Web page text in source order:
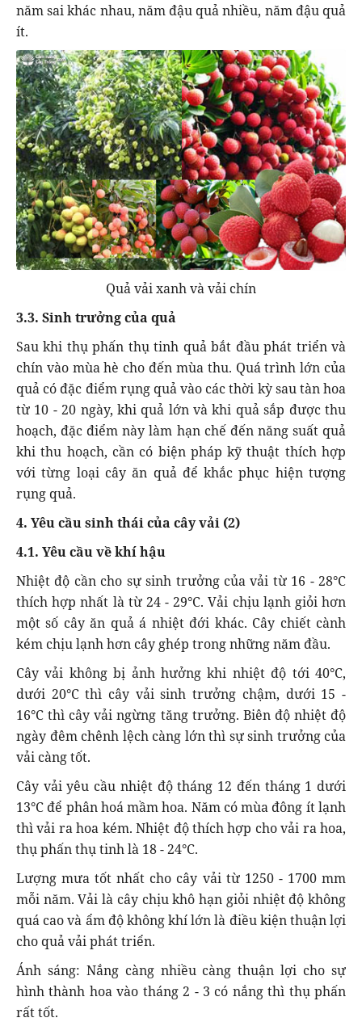
năm sai khác nhau, năm đậu quả nhiều, năm đậu quả
ít.
Quả vải xanh và vải chín
3.3. Sinh trưởng của quả
Sau khi thụ phấn thụ tinh quả bắt đầu phát triển và
chín vào mùa hè cho đến mùa thu. Quá trình lớn của
quả có đặc điểm rụng quả vào các thời kỳ sau tàn hoa
từ 10 - 20 ngày, khi quả lớn và khi quả sắp được thu
hoạch, đặc điểm này làm hạn chế đến năng suất quả
khi thu hoạch, cần có biện pháp kỹ thuật thích hợp
với từng loại cây ăn quả để khắc phục hiện tượng
rụng quả.
4. Yêu cầu sinh thái của cây vải (2)
4.1. Yêu cầu về khí hậu
Nhiệt độ cần cho sự sinh trưởng của vải từ 16 - 28°C
thích hợp nhất là từ 24 - 29°C. Vải chịu lạnh giỏi hơn
một số cây ăn quả á nhiệt đới khác. Cây chiết cành
kém chịu lạnh hơn cây ghép trong những năm đầu.
Cây vải không bị ảnh hưởng khi nhiệt độ tới 40°C,
dưới 20°C thì cây vải sinh trưởng chậm, dưới 15 -
16°C thì cây vải ngừng tăng trưởng. Biên độ nhiệt độ
ngày đêm chênh lệch càng lớn thì sự sinh trưởng của
vải càng tốt.
Cây vải yêu cầu nhiệt độ tháng 12 đến tháng 1 dưới
13°C để phân hoá mầm hoa. Năm có mùa đông ít lạnh
thì vải ra hoa kém. Nhiệt độ thích hợp cho vải ra hoa,
thụ phấn thụ tinh là 18 - 24°C.
Lượng mưa tốt nhất cho cây vải từ 1250 - 1700 mm
mỗi năm. Vải là cây chịu khô hạn giỏi nhiệt độ không
quá cao và ẩm độ không khí lớn là điều kiện thuận lợi
cho quả vải phát triển.
Ánh sáng: Nắng càng nhiều càng thuận lợi cho sự
hình thành hoa vào tháng 2 - 3 có nắng thì thụ phấn
rất tốt.